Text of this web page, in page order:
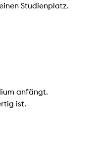
Studienplatz.
anfängt.
ist.